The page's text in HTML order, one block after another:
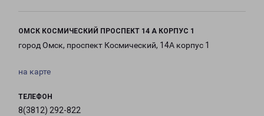
ОМСК КОСМИЧЕСКИЙ ПРОСПЕКТ 14 А КОРПУС 1
город Омск, проспект Космический, 14А корпус 1
на карте
ТЕЛЕФОН
8(3812) 292-822